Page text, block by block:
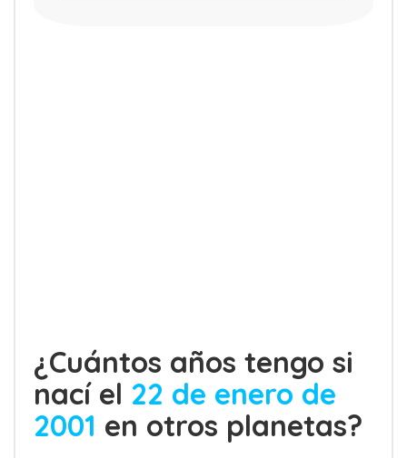
¿Cuántos años tengo si
nací el 22 de enero de
2001 en otros planetas?